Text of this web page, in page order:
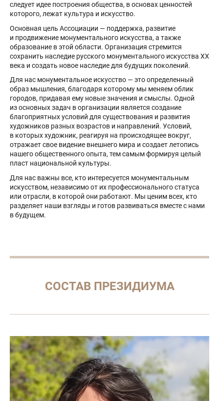
следует идее построения общества, в основах ценностей
которого, лежат культура и искусство.
Основная цель Ассоциации — поддержка, развитие
и продвижение монументального искусства, а также
образование в этой области. Организация стремится
сохранить наследие русского монументального искусства XX
века и создать новое наследие для будущих поколений.
Для нас монументальное искусство — это определенный
образ мышления, благодаря которому мы меняем облик
городов, придавая ему новые значения и смыслы. Одной
из основных задач в организации является создание
благоприятных условий для существования и развития
художников разных возрастов и направлений. Условий,
в которых художник, реагируя на происходящее вокруг,
отражает свое видение внешнего мира и создает летопись
нашего общественного опыта, тем самым формируя целый
пласт национальной культуры.
Для нас важны все, кто интересуется монументальным
искусством, независимо от их профессионального статуса
или отрасли, в которой они работают. Мы ценим всех, кто
разделяет наши взгляды и готов развиваться вместе с нами
в будущем.
СОСТАВ ПРЕЗИДИУМА